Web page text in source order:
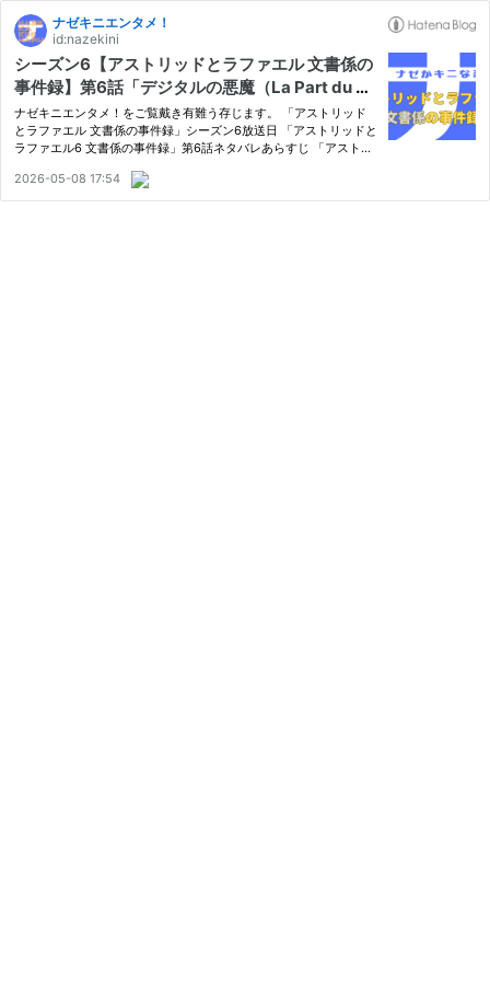
ナゼキニエンタメ！
id:nazekini
シーズン6【アストリッドとラファエル 文書係の
事件録】第6話「デジタルの悪魔（La Part du Di
able 悪魔の分）」ネタバレあらすじ、考察、音
楽【ドラマ感想】
ナゼキニエンタメ！をご覧戴き有難う存じます。 「アストリッド
とラファエル 文書係の事件録」シーズン6放送日 「アストリッドと
ラファエル6 文書係の事件録」第6話ネタバレあらすじ 「アストリ
ラファエル 文書係の事件録」シーズン6放送日 「アストリッドと…
2026-05-08 17:54